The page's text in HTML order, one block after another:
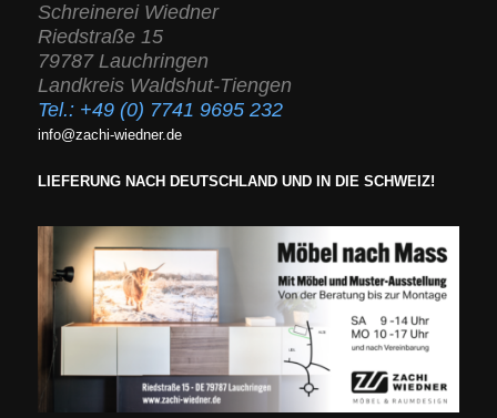
Schreinerei Wiedner
Riedstraße 15
79787 Lauchringen
Landkreis Waldshut-Tiengen
Tel.: +49 (0) 7741 9695 232
info@zachi-wiedner.de
LIEFERUNG NACH DEUTSCHLAND UND IN DIE SCHWEIZ!